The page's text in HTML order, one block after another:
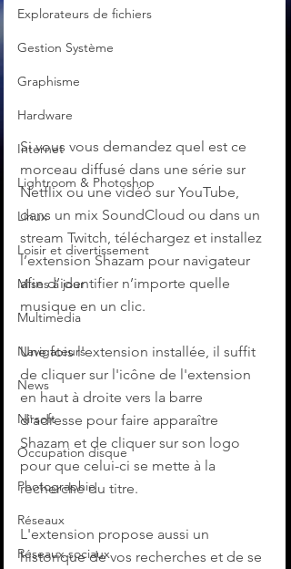
Explorateurs de fichiers
Gestion Système
Graphisme
Hardware
Internet
Lightroom & Photoshop
Linux
Loisir et divertissement
Mises à jour
Multimedia
Navigateurs
News
Nirsoft
Occupation disque
Photographie
Réseaux
Réseaux sociaux
Si vous vous demandez quel est ce
morceau diffusé dans une série sur
Netflix ou une vidéo sur YouTube,
dans un mix SoundCloud ou dans un
stream Twitch, téléchargez et installez
l’extension Shazam pour navigateur
afin d’identifier n’importe quelle
musique en un clic.
Une fois l'extension installée, il suffit
de cliquer sur l'icône de l'extension
en haut à droite vers la barre
d'adresse pour faire apparaître
Shazam et de cliquer sur son logo
pour que celui-ci se mette à la
recherche du titre.
L'extension propose aussi un
historique de vos recherches et de se